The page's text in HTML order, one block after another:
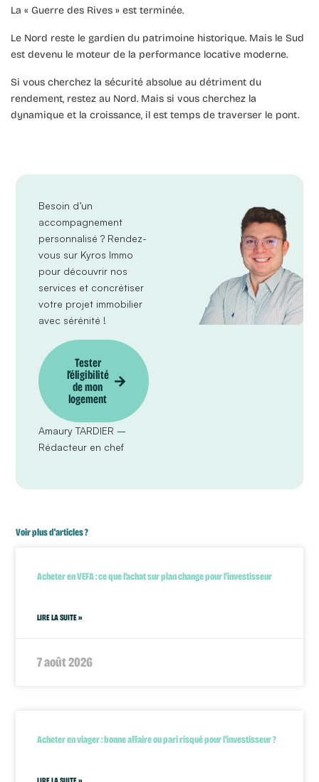
La « Guerre des Rives » est terminée.
Le Nord reste le gardien du patrimoine historique. Mais le Sud
est devenu le moteur de la performance locative moderne.
Si vous cherchez la sécurité absolue au détriment du
rendement, restez au Nord. Mais si vous cherchez la
dynamique et la croissance, il est temps de traverser le pont.
Besoin d’un
accompagnement
personnalisé ? Rendez-
vous sur Kyros Immo
pour découvrir nos
services et concrétiser
votre projet immobilier
avec sérénité !
Tester
l’éligibilité
de mon
logement
Amaury TARDIER –
Rédacteur en chef
Voir plus d'articles ?
Acheter en VEFA : ce que l’achat sur plan change pour l’investisseur
LIRE LA SUITE »
7 août 2026
Acheter en viager : bonne affaire ou pari risqué pour l’investisseur ?